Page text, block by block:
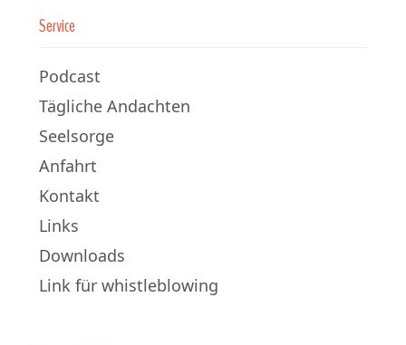
Service
Podcast
Tägliche Andachten
Seelsorge
Anfahrt
Kontakt
Links
Downloads
Link für whistleblowing